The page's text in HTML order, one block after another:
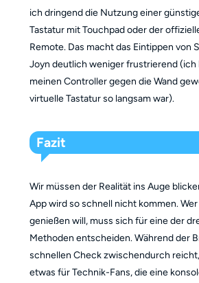
ich dringend die Nutzung einer
Tastatur mit Touchpad oder der
Remote. Das macht das Eintippen von
Joyn deutlich weniger frustrierend (ich
meinen Controller gegen die Wand
virtuelle Tastatur so langsam war).
Fazit
Wir müssen der Realität ins Auge
App wird so schnell nicht kommen.
genießen will, muss sich für eine der
Methoden entscheiden. Während der
schnellen Check zwischendurch
etwas für Technik-Fans, die eine